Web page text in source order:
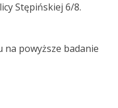
Stępińskiej 6/8.
na powyższe badanie